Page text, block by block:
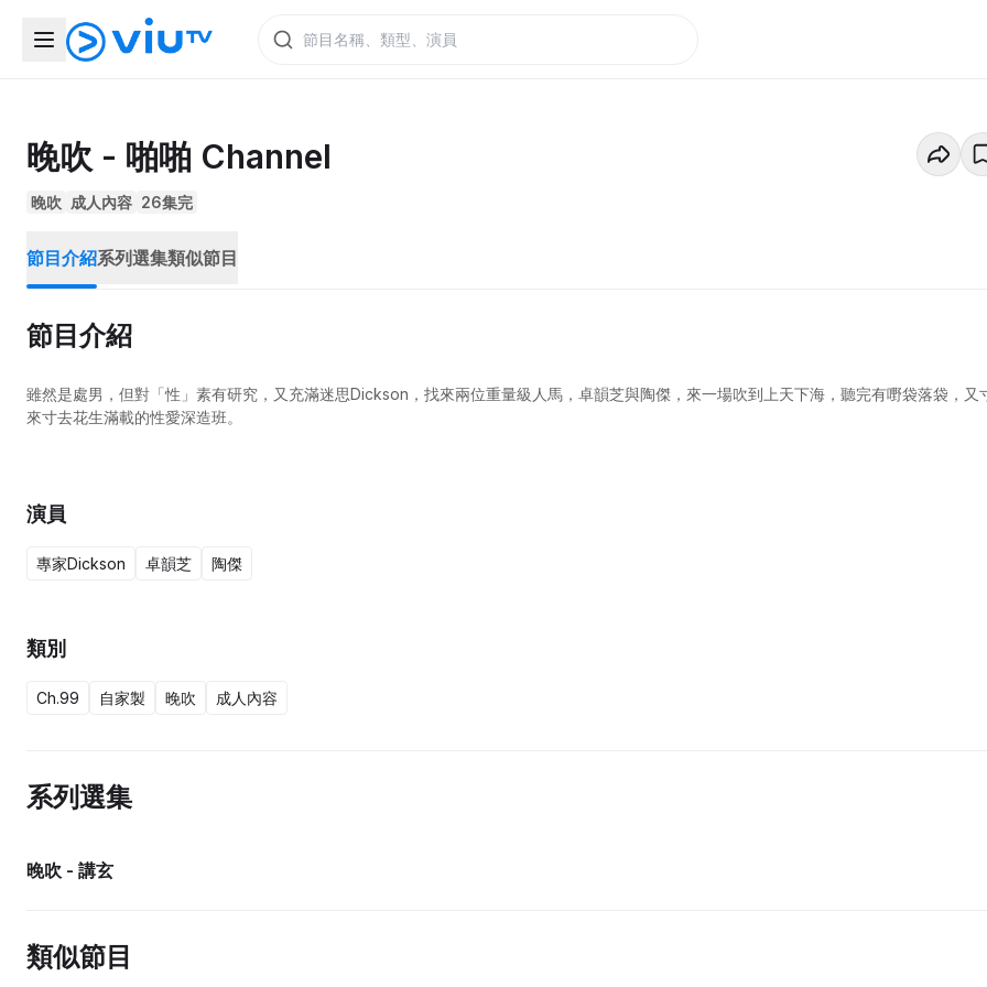
晚吹 - 啪啪 Channel
晚吹 成人內容 26集完
節目介紹系列選集類似節目
節目介紹
雖然是處男，但對「性」素有研究，又充滿迷思Dickson，找來兩位重量級人馬，卓韻芝與陶傑，來一場吹到上天下海，聽完有嘢袋落袋，又
來寸去花生滿載的性愛深造班。
演員
專家Dickson 卓韻芝 陶傑
類別
Ch.99 自家製 晚吹 成人內容
系列選集
晚吹 - 講玄
類似節目